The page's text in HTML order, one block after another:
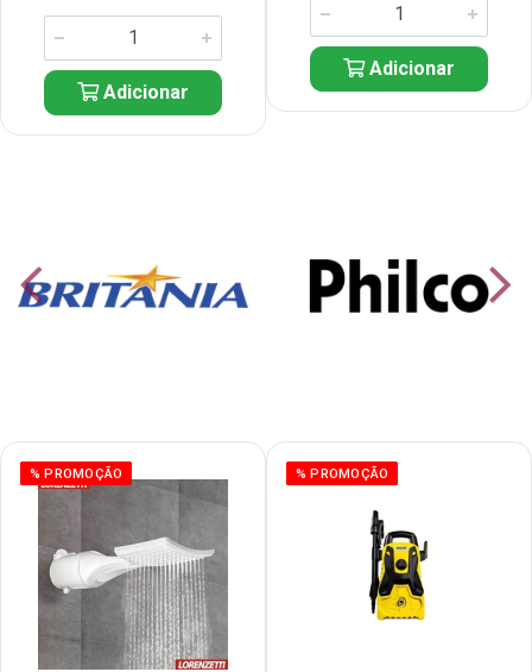
Adicionar
Adicionar
% PROMOÇÃO % PROMOÇÃO